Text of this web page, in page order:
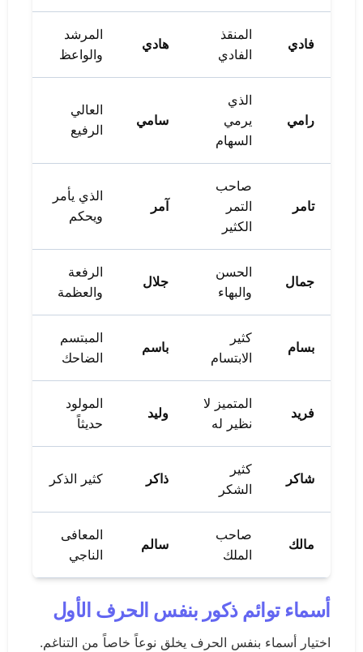
فادي
المنقذ
الفادي
هادي
المرشد
والواعظ
رامي
الذي
يرمي
السهام
سامي
العالي
الرفيع
تامر
صاحب
التمر
الكثير
آمر
الذي يأمر
ويحكم
جمال
الحسن
والبهاء
جلال
الرفعة
والعظمة
بسام
كثير
الابتسام
باسم
المبتسم
الضاحك
فريد
المتميز لا
نظير له
وليد
المولود
حديثاً
شاكر
كثير
الشكر
ذاكر كثير الذكر
مالك
صاحب
الملك
سالم
المعافى
الناجي
أسماء توائم ذكور بنفس الحرف الأول
اختيار أسماء بنفس الحرف يخلق نوعاً خاصاً من التناغم.